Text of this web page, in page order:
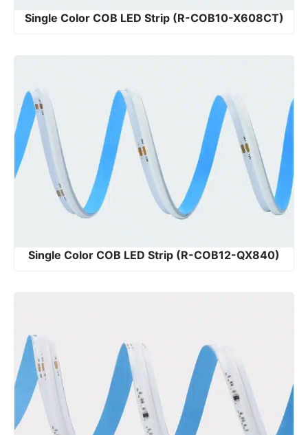
Single Color COB LED Strip (R-COB10-X608CT)
Single Color COB LED Strip (R-COB12-QX840)